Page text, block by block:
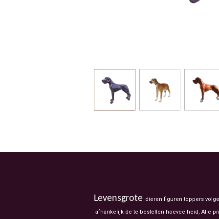
Levensgrote dieren figuren toppers
afhankelijk de te bestellen hoeveelheid, Alle